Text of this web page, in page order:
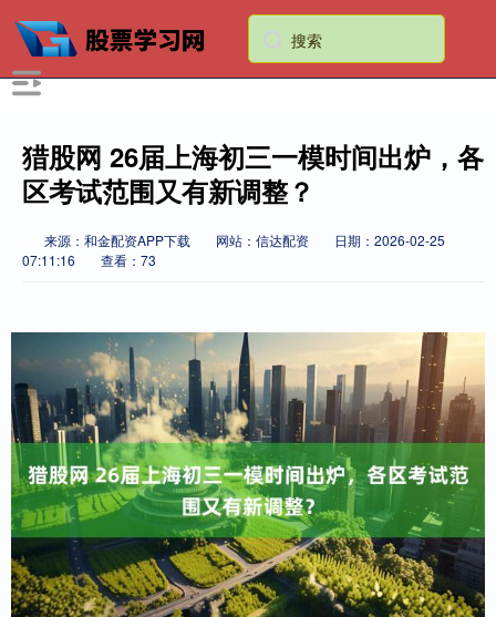
猎股网 26届上海初三一模时间出炉，各
区考试范围又有新调整？
来源：和金配资APP下载 网站：信达配资
日期：2026-02-25
07:11:16
查看：73